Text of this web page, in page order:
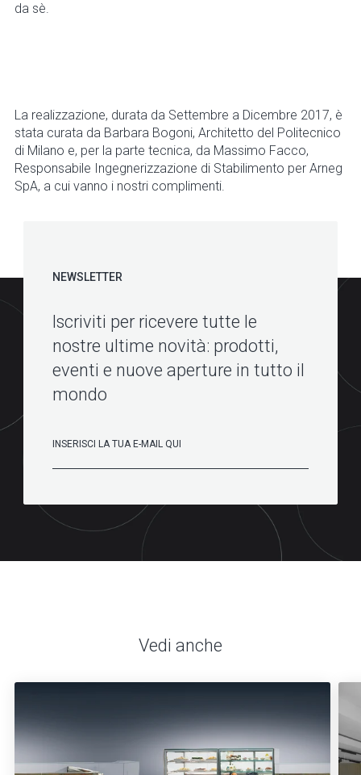
da sè.
La realizzazione, durata da Settembre a Dicembre 2017, è
stata curata da Barbara Bogoni, Architetto del Politecnico
di Milano e, per la parte tecnica, da Massimo Facco,
Responsabile Ingegnerizzazione di Stabilimento per Arneg
SpA, a cui vanno i nostri complimenti.
NEWSLETTER
Iscriviti per ricevere tutte le
nostre ultime novità: prodotti,
eventi e nuove aperture in tutto il
mondo
Vedi anche